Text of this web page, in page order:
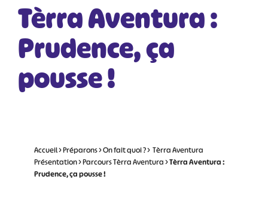
Tèrra Aventura :
Prudence, ça
pousse !
Accueil>Préparons>On fait quoi ?> Tèrra Aventura
Présentation>Parcours Tèrra Aventura>Tèrra Aventura :
Prudence, ça pousse !